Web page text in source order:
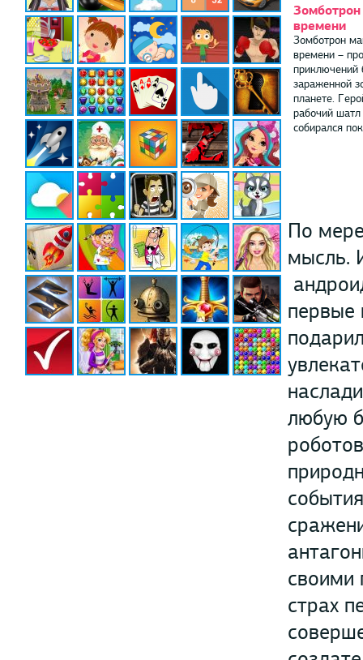
времени
Зомботрон
времени –
приключений
зараженной
планете.
рабочий
собирался
По
мысль.
первые
любую
своими
страх